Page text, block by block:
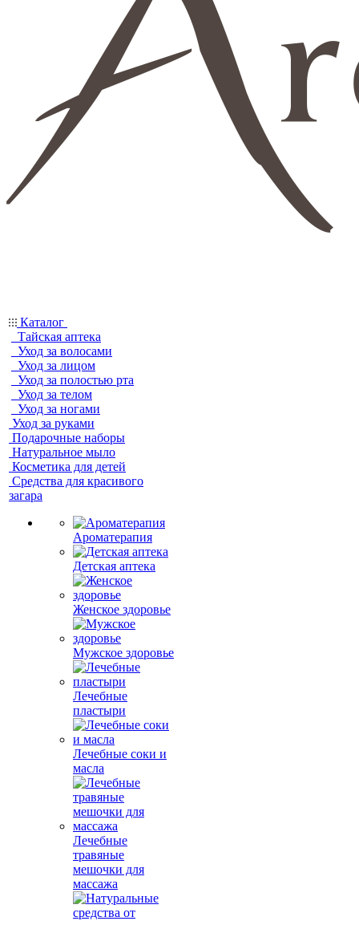
Каталог
Тайская аптека
Уход за волосами
Уход за лицом
Уход за полостью рта
Уход за телом
Уход за ногами
Уход за руками
Подарочные наборы
Натуральное мыло
Косметика для детей
Средства для красивого
загара
Ароматерапия
Детская аптека
Женское здоровье
Мужское здоровье
Лечебные
пластыри
Лечебные соки и
масла
Лечебные
травяные
мешочки для
массажа